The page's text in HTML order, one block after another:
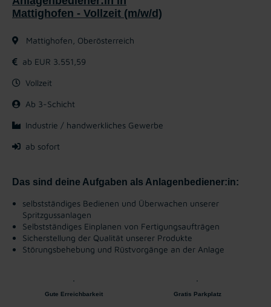
Mattighofen - Vollzeit (m/w/d)
Mattighofen, Oberösterreich
ab EUR 3.551,59
Vollzeit
Ab 3-Schicht
Industrie / handwerkliches Gewerbe
ab sofort
Das sind deine Aufgaben als Anlagenbediener:in:
selbstständiges Bedienen und Überwachen unserer
Spritzgussanlagen
Selbstständiges Einplanen von Fertigungsaufträgen
Sicherstellung der Qualität unserer Produkte
Störungsbehebung und Rüstvorgänge an der Anlage
Gute Erreichbarkeit Gratis Parkplatz